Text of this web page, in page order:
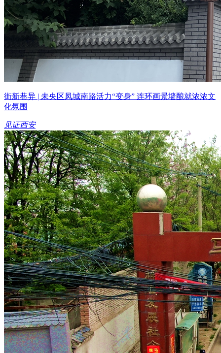
街新巷异 | 未央区凤城南路活力“变身” 连环画景墙酿就浓浓文
化氛围
见证西安